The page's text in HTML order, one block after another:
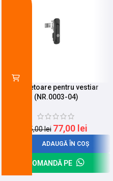
Incuietoare pentru vestiar
(NR.0003-04)
85,00lei 77,00 lei
ADAUGĂ ÎN COȘ
COMANDĂ PE